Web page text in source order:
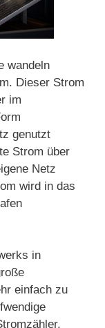
wandeln
Dieser Strom
im
genutzt
Strom über
Netz
wird in das
in
einfach zu